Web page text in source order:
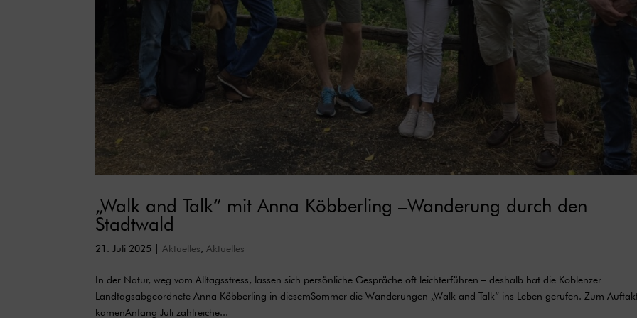
„Walk and Talk“ mit Anna Köbberling –Wanderung durch den
Stadtwald
21. Juli 2025 |Aktuelles,Aktuelles
In der Natur, weg vom Alltagsstress, lassen sich persönliche Gespräche oft leichterführen – deshalb hat die Koblenzer
Landtagsabgeordnete Anna Köbberling in diesemSommer die Wanderungen „Walk and Talk“ ins Leben gerufen. Zum
kamenAnfang Juli zahlreiche...